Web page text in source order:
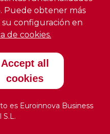
Puede obtener más
configuración en
de cookies.
Accept all
cookies
es Euroinnova Business
S.L.